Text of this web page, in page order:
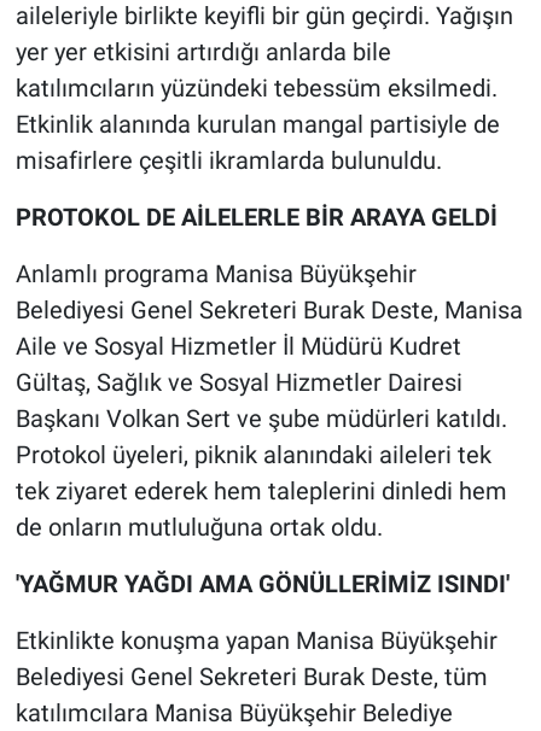
aileleriyle birlikte keyifli bir gün geçirdi. Yağışın
yer yer etkisini artırdığı anlarda bile
katılımcıların yüzündeki tebessüm eksilmedi.
Etkinlik alanında kurulan mangal partisiyle de
misafirlere çeşitli ikramlarda bulunuldu.
PROTOKOL DE AİLELERLE BİR ARAYA GELDİ
Anlamlı programa Manisa Büyükşehir
Belediyesi Genel Sekreteri Burak Deste, Manisa
Aile ve Sosyal Hizmetler İl Müdürü Kudret
Gültaş, Sağlık ve Sosyal Hizmetler Dairesi
Başkanı Volkan Sert ve şube müdürleri katıldı.
Protokol üyeleri, piknik alanındaki aileleri tek
tek ziyaret ederek hem taleplerini dinledi hem
de onların mutluluğuna ortak oldu.
'YAĞMUR YAĞDI AMA GÖNÜLLERİMİZ ISINDI'
Etkinlikte konuşma yapan Manisa Büyükşehir
Belediyesi Genel Sekreteri Burak Deste, tüm
katılımcılara Manisa Büyükşehir Belediye